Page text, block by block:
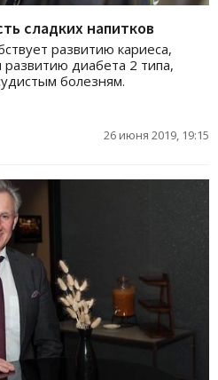
сладких напитков
развитию кариеса,
развитию диабета 2 типа,
болезням.
26 июня 2019, 19:15